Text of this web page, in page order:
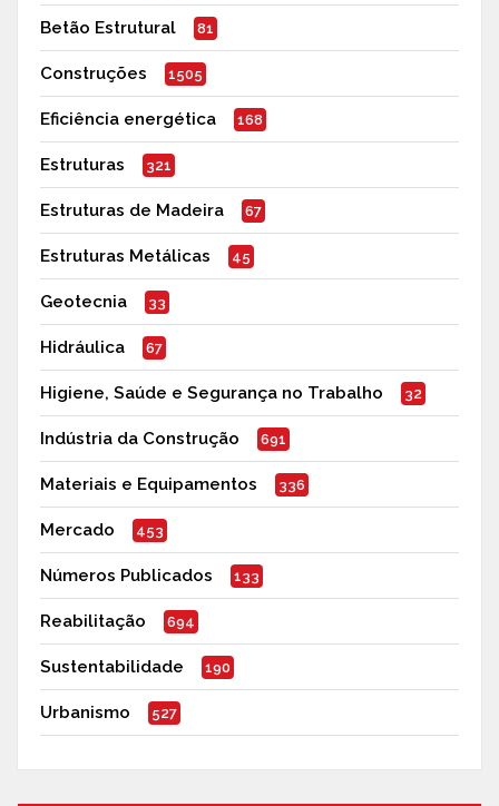
Betão Estrutural 81
Construções 1505
Eficiência energética 168
Estruturas 321
Estruturas de Madeira 67
Estruturas Metálicas 45
Geotecnia 33
Hidráulica 67
Higiene, Saúde e Segurança no Trabalho 32
Indústria da Construção 691
Materiais e Equipamentos 336
Mercado 453
Números Publicados 133
Reabilitação 694
Sustentabilidade 190
Urbanismo 527